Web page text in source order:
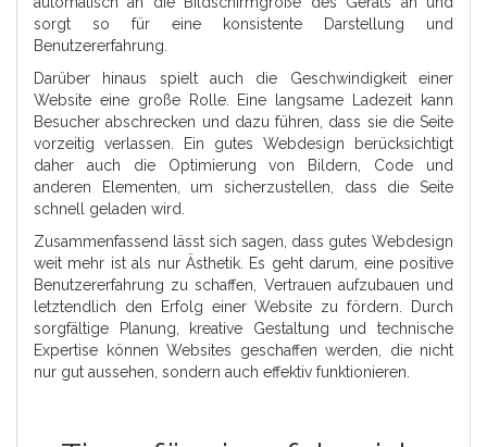
sorgt so für eine konsistente Darstellung und
Benutzererfahrung.
Darüber hinaus spielt auch die Geschwindigkeit einer
Website eine große Rolle. Eine langsame Ladezeit kann
Besucher abschrecken und dazu führen, dass sie die Seite
vorzeitig verlassen. Ein gutes Webdesign berücksichtigt
daher auch die Optimierung von Bildern, Code und
anderen Elementen, um sicherzustellen, dass die Seite
schnell geladen wird.
Zusammenfassend lässt sich sagen, dass gutes Webdesign
weit mehr ist als nur Ästhetik. Es geht darum, eine positive
Benutzererfahrung zu schaffen, Vertrauen aufzubauen und
letztendlich den Erfolg einer Website zu fördern. Durch
sorgfältige Planung, kreative Gestaltung und technische
Expertise können Websites geschaffen werden, die nicht
nur gut aussehen, sondern auch effektiv funktionieren.